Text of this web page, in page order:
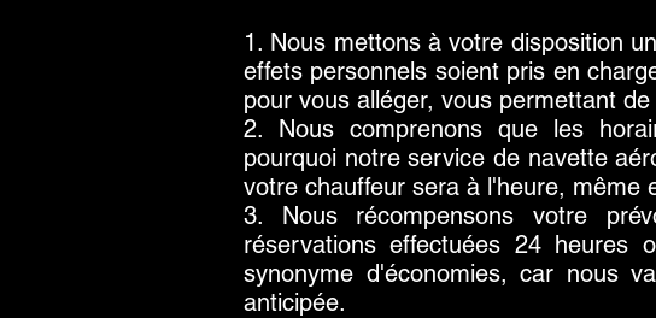
1. Nous mettons à votre disposition
effets personnels soient pris en
pour vous alléger, vous permettant
2. Nous comprenons que les
pourquoi notre service de navette
votre chauffeur sera à l'heure, même
3. Nous récompensons votre
réservations effectuées 24 heures
synonyme d'économies, car nous
anticipée.